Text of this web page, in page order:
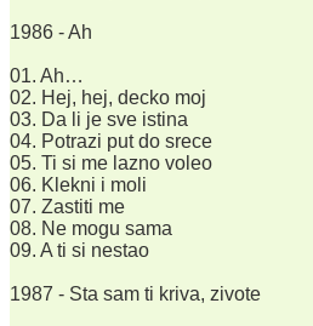
1986 - Ah
01. Ah…
02. Hej, hej, decko moj
03. Da li je sve istina
04. Potrazi put do srece
05. Ti si me lazno voleo
06. Klekni i moli
07. Zastiti me
08. Ne mogu sama
09. A ti si nestao
1987 - Sta sam ti kriva, zivote